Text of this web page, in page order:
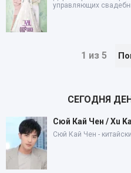
управляющих
1 из 5
СЕГОДНЯ
Сюй Кай Чен / Xu
Сюй Кай Чен -